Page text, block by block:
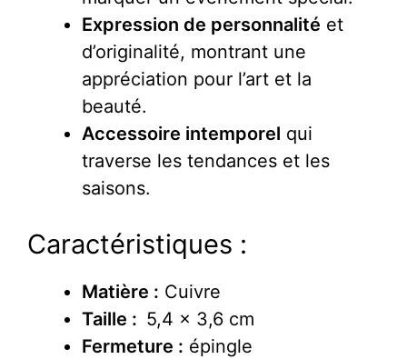
Expression de personnalité et
d’originalité, montrant une
appréciation pour l’art et la
beauté.
Accessoire intemporel qui
traverse les tendances et les
saisons.
Caractéristiques :
Matière : Cuivre
Taille : 5,4 x 3,6 cm
Fermeture : épingle